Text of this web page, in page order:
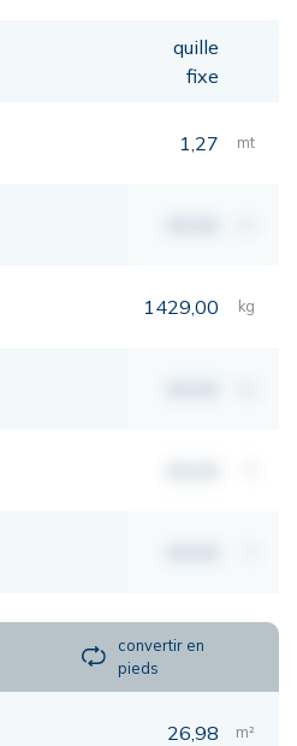
quille
fixe
1,27 mt
1429,00 kg
convertir en
pieds
26,98 m²